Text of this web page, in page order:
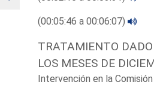
(00:05:46 a 00:06:07)
TRATAMIENTO
LOS MESES DE
Intervención en la